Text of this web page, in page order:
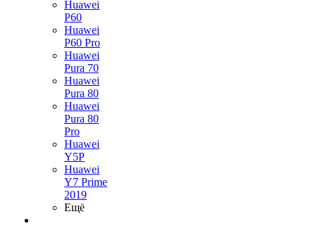
Huawei
P60
Huawei
P60 Pro
Huawei
Pura 70
Huawei
Pura 80
Huawei
Pura 80
Pro
Huawei
Y5P
Huawei
Y7 Prime
2019
Ещё